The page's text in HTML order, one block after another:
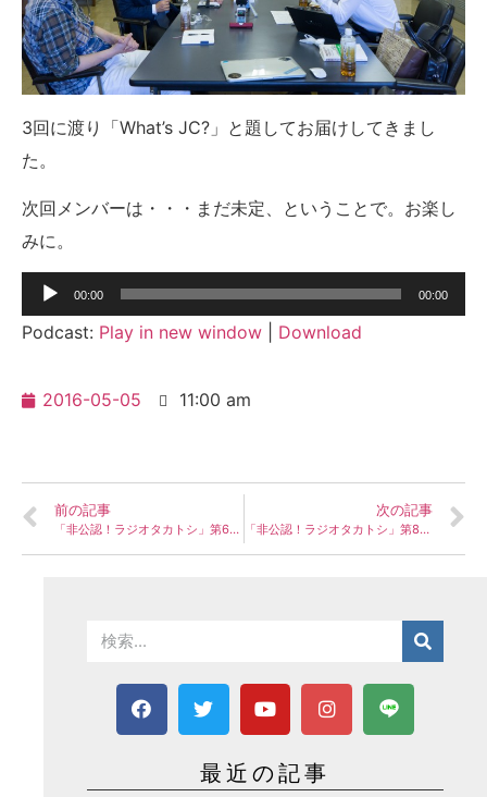
3回に渡り「What’s JC?」と題してお届けしてきまし
た。
次回メンバーは・・・まだ未定、ということで。お楽し
みに。
声
ー
00:00 00:00
Podcast: Play in new window Download
2016-05-05 11:00 am
前の記事
「非公認！ラジオタカトシ」第6回配信 ～What’s JC ? Vol.2〜
次の記事
「非公認！ラジオタカトシ」第8回配信 〜 大村フラワー大使とフラワーメイツ Vol.1〜
最近の記事